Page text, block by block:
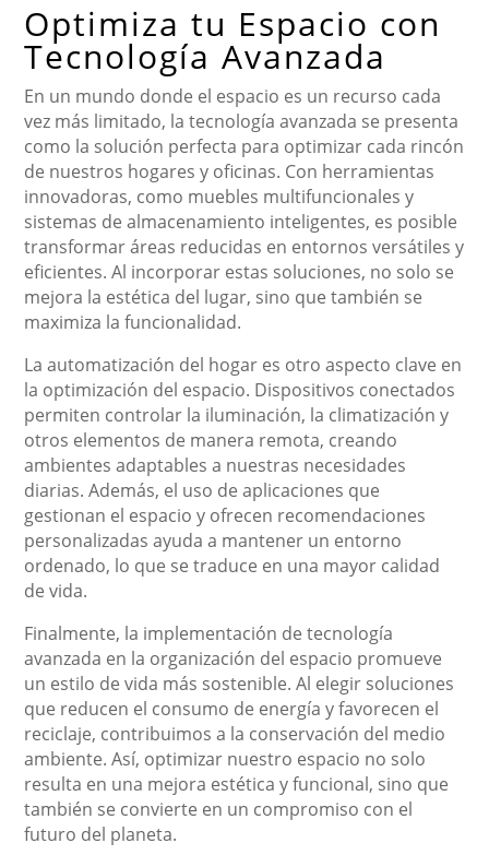
Optimiza tu Espacio con
Tecnología Avanzada
En un mundo donde el espacio es un recurso cada
vez más limitado, la tecnología avanzada se presenta
como la solución perfecta para optimizar cada rincón
de nuestros hogares y oficinas. Con herramientas
innovadoras, como muebles multifuncionales y
sistemas de almacenamiento inteligentes, es posible
transformar áreas reducidas en entornos versátiles y
eficientes. Al incorporar estas soluciones, no solo se
mejora la estética del lugar, sino que también se
maximiza la funcionalidad.
La automatización del hogar es otro aspecto clave en
la optimización del espacio. Dispositivos conectados
permiten controlar la iluminación, la climatización y
otros elementos de manera remota, creando
ambientes adaptables a nuestras necesidades
diarias. Además, el uso de aplicaciones que
gestionan el espacio y ofrecen recomendaciones
personalizadas ayuda a mantener un entorno
ordenado, lo que se traduce en una mayor calidad
de vida.
Finalmente, la implementación de tecnología
avanzada en la organización del espacio promueve
un estilo de vida más sostenible. Al elegir soluciones
que reducen el consumo de energía y favorecen el
reciclaje, contribuimos a la conservación del medio
ambiente. Así, optimizar nuestro espacio no solo
resulta en una mejora estética y funcional, sino que
también se convierte en un compromiso con el
futuro del planeta.